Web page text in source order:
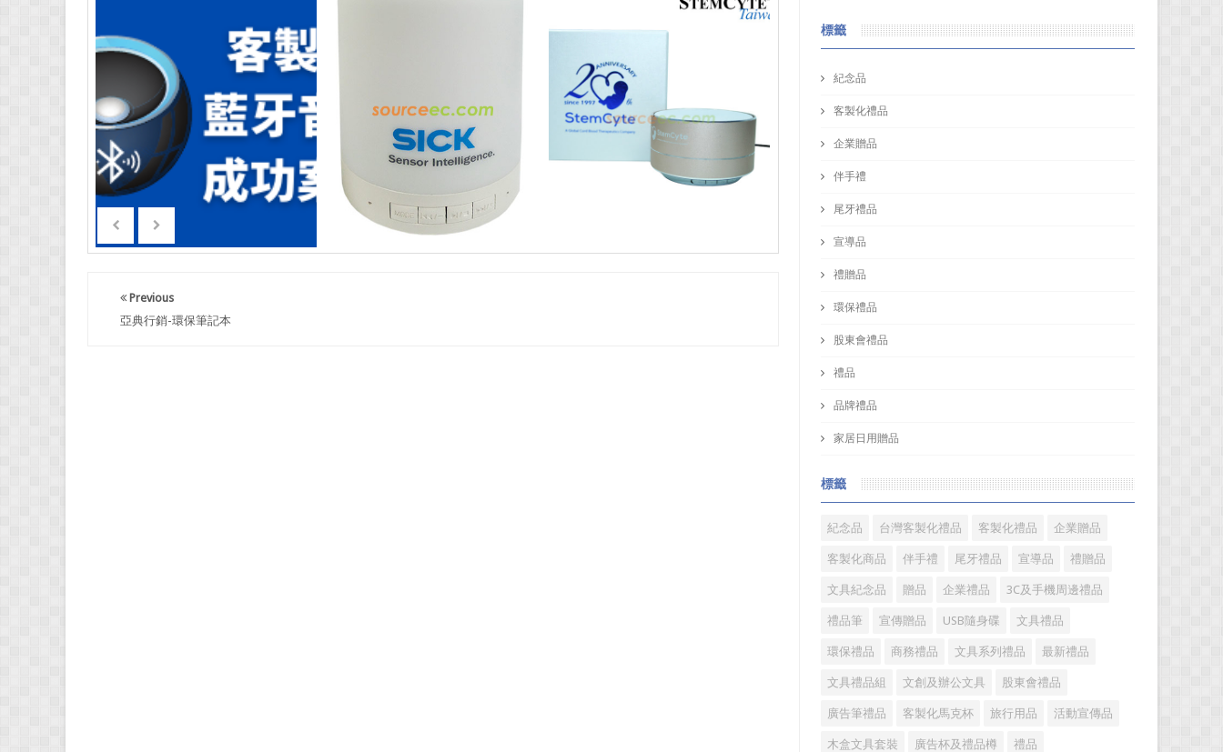
Previous
亞典行銷-環保筆記本
總面積約48公頃。設有「海洋環境廳」、「海洋科學廳」等
9個展示廳，以及潮境海洋中心、潮境公園、環保復育公
園、八斗子公園等遊憩...
標籤
紀念品
客製化禮品
企業贈品
伴手禮
尾牙禮品
宣導品
禮贈品
環保禮品
股東會禮品
禮品
品牌禮品
家居日用贈品
標籤
紀念品 台灣客製化禮品 客製化禮品 企業贈品
客製化商品 伴手禮 尾牙禮品 宣導品 禮贈品
文具紀念品 贈品 企業禮品 3C及手機周邊禮品
禮品筆 宣傳贈品 USB隨身碟 文具禮品
環保禮品 商務禮品 文具系列禮品 最新禮品
文具禮品組 文創及辦公文具 股東會禮品
廣告筆禮品 客製化馬克杯 旅行用品 活動宣傳品
木盒文具套裝 廣告杯及禮品樽 禮品